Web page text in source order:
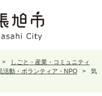
>
しごと・産業・コミュニティ
活動・ボランティア・NPO >
気